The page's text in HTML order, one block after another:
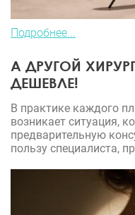
Подробнее...
А ДРУГОЙ
ДЕШЕВЛЕ!
В практике каждого
возникает ситуация,
предварительную
пользу специалиста,